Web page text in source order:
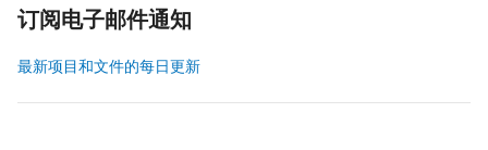
订阅电子邮件通知
最新项目和文件的每日更新